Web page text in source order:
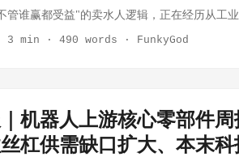
年，是全球通用AI机器人领域的代表性企业，
。 核心信息 ...
正悄然启动数千座新的化石燃料发电设施，为
出公司内部对领导层的分歧。 来源：Wired |
管谁赢都受益"的卖水人逻辑，正在经历从工
速器、传感器、丝杠、灵巧手核心零部件五
货稳步增长 ⬆️ 景气上行 谐波减速器 绿的H1业
基本盘稳健，人形机器人增量预期2027年释
3 min · 490 words · FunkyGod
机器人上游核心零部件
杠供需缺口扩大、本末